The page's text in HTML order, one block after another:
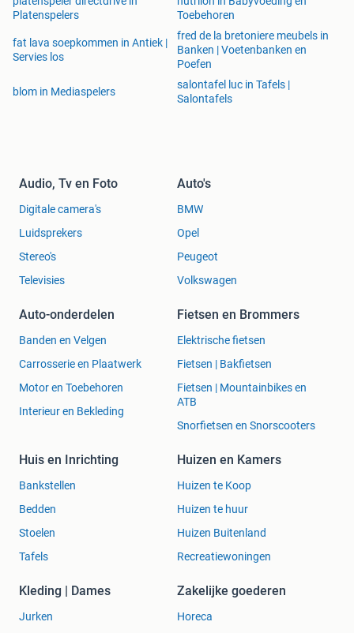
Platenspelers
Toebehoren
fat lava soepkommen in Antiek |
Servies los
fred de la bretoniere meubels in
Banken | Voetenbanken en
Poefen
blom in Mediaspelers
salontafel luc in Tafels |
Salontafels
Audio, Tv en Foto
Digitale camera's
Luidsprekers
Stereo's
Televisies
Auto's
BMW
Opel
Peugeot
Volkswagen
Auto-onderdelen
Banden en Velgen
Carrosserie en Plaatwerk
Motor en Toebehoren
Interieur en Bekleding
Fietsen en Brommers
Elektrische fietsen
Fietsen | Bakfietsen
Fietsen | Mountainbikes en
ATB
Snorfietsen en Snorscooters
Huis en Inrichting
Bankstellen
Bedden
Stoelen
Tafels
Huizen en Kamers
Huizen te Koop
Huizen te huur
Huizen Buitenland
Recreatiewoningen
Kleding | Dames
Jurken
Zakelijke goederen
Horeca